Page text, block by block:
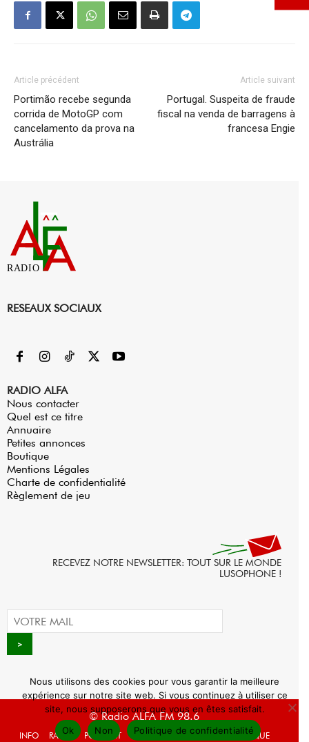
Article précédent
Portimão recebe segunda
corrida de MotoGP com
cancelamento da prova na
Austrália
Article suivant
Portugal. Suspeita de fraude
fiscal na venda de barragens à
francesa Engie
RADIO
RESEAUX SOCIAUX
RADIO ALFA
Nous contacter
Quel est ce titre
Annuaire
Petites annonces
Boutique
Mentions Légales
Charte de confidentialité
Règlement de jeu
RECEVEZ NOTRE NEWSLETTER: TOUT SUR LE MONDE
LUSOPHONE !
© Radio ALFA FM 98.6
INFO RADIO PODCAST AGENDA WEBRADIO BOUTIQUE
Nous utilisons des cookies pour vous garantir la meilleure
expérience sur notre site web. Si vous continuez à utiliser ce
site, nous supposerons que vous en êtes satisfait.
Ok
Non Politique de confidentialité